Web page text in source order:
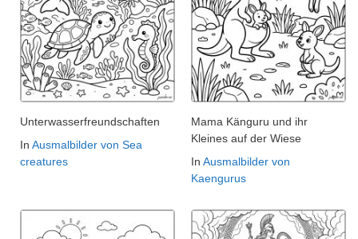
Unterwasserfreundschaften
In Ausmalbilder von Sea
creatures
Mama Känguru und ihr
Kleines auf der Wiese
In Ausmalbilder von
Kaengurus